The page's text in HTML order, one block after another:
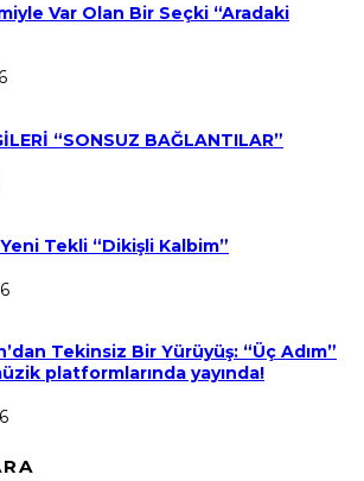
Var Olan Bir Seçki “Aradaki
“SONSUZ BAĞLANTILAR”
Tekli “Dikişli Kalbim”
Tekinsiz Bir Yürüyüş: “Üç Adım”
platformlarında yayında!